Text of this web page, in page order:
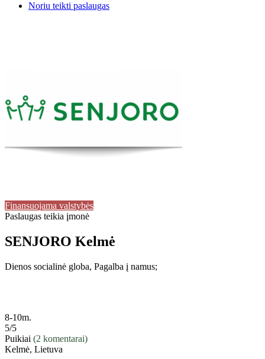
Noriu teikti paslaugas
Finansuojama valstybės
Paslaugas teikia įmonė
SENJORO Kelmė
Dienos socialinė globa, Pagalba į namus;
8-10m.
5/5
Puikiai (2 komentarai)
Kelmė, Lietuva